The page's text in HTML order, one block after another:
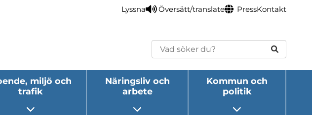
Lyssna Översätt/translate PressKontakt
Sök
miljö och
trafik
Öppna undermeny
Näringsliv och
arbete
Öppna undermeny
Kommun och
politik
Öppna undermeny